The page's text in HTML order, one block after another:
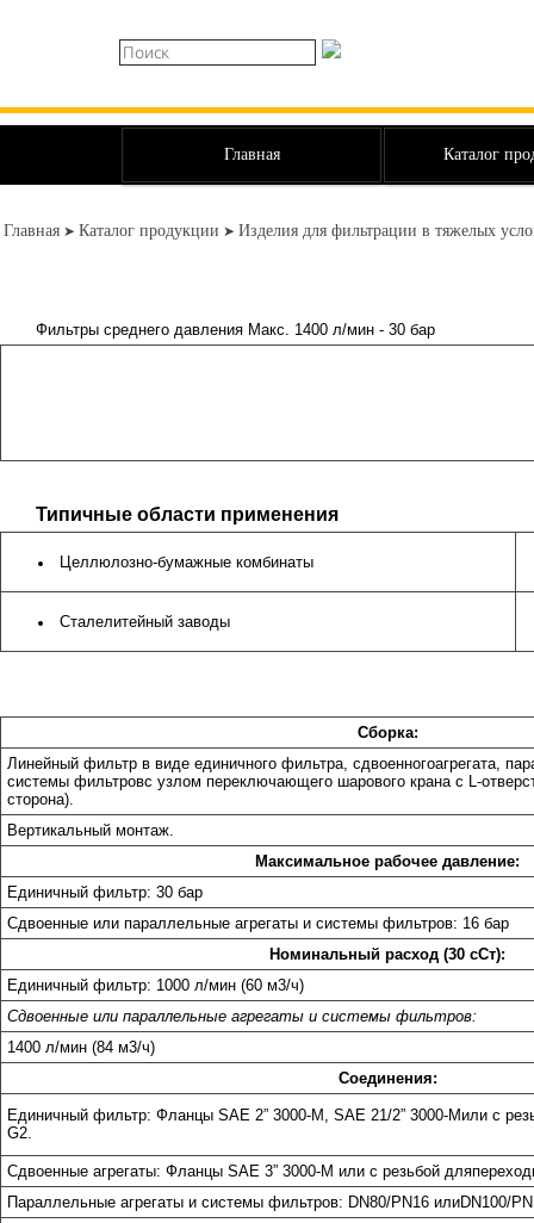
Главная Каталог
Главная ➤ Каталог продукции ➤ Изделия для фильтрации в тяжелых
Фильтры среднего давления Макс. 1400 л/мин - 30 бар
Типичные области применения
Целлюлозно-бумажные комбинаты
Сталелитейный заводы
Сборка:
Линейный фильтр в виде единичного фильтра, сдвоенногоагрегата,
системы фильтровс узлом переключающего шарового крана с L-
сторона).
Вертикальный монтаж.
Максимальное рабочее давление:
Единичный фильтр: 30 бар
Сдвоенные или параллельные агрегаты и системы фильтров: 16 бар
Номинальный расход (30 сСт):
Единичный фильтр: 1000 л/мин (60 м3/ч)
Сдвоенные или параллельные агрегаты и системы фильтров:
1400 л/мин (84 м3/ч)
Соединения:
Единичный фильтр: Фланцы SAE 2” 3000-M, SAE 21/2” 3000-Mили с
G2.
Сдвоенные агрегаты: Фланцы SAE 3” 3000-M или с резьбой для
Параллельные агрегаты и системы фильтров: DN80/PN16 илиDN100/